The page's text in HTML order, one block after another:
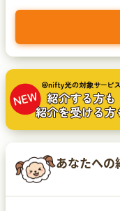
あなたへの